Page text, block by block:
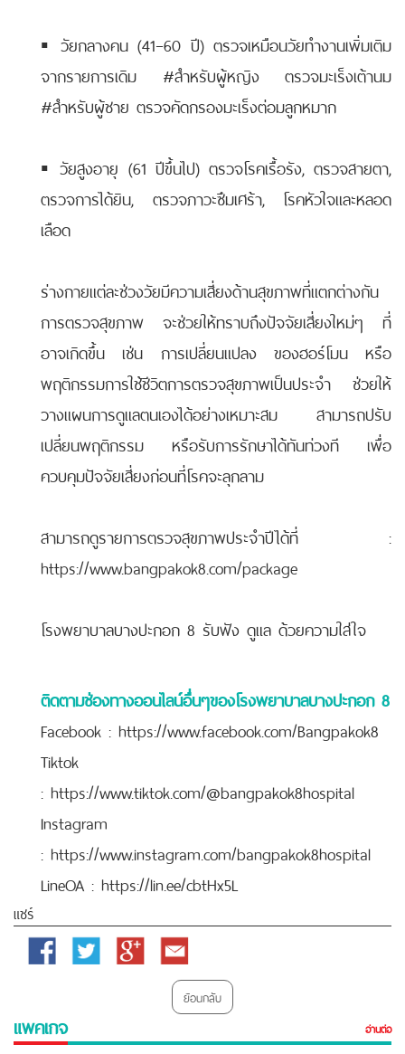
▪️ วัยกลางคน (41–60 ปี) ตรวจเหมือนวัยทำงานเพิ่มเติม
จากรายการเดิม #สำหรับผู้หญิง ตรวจมะเร็งเต้านม
#สำหรับผู้ชาย ตรวจคัดกรองมะเร็งต่อมลูกหมาก
▪️ วัยสูงอายุ (61 ปีขึ้นไป) ตรวจโรคเรื้อรัง, ตรวจสายตา,
ตรวจการได้ยิน, ตรวจภาวะซึมเศร้า, โรคหัวใจและหลอด
เลือด
ร่างกายแต่ละช่วงวัยมีความเสี่ยงด้านสุขภาพที่แตกต่างกัน
การตรวจสุขภาพ จะช่วยให้ทราบถึงปัจจัยเสี่ยงใหม่ๆ ที่
อาจเกิดขึ้น เช่น การเปลี่ยนแปลง ของฮอร์โมน หรือ
พฤติกรรมการใช้ชีวิตการตรวจสุขภาพเป็นประจำ ช่วยให้
วางแผนการดูแลตนเองได้อย่างเหมาะสม สามารถปรับ
เปลี่ยนพฤติกรรม หรือรับการรักษาได้ทันท่วงที เพื่อ
ควบคุมปัจจัยเสี่ยงก่อนที่โรคจะลุกลาม
สามารถดูรายการตรวจสุขภาพประจำปีได้ที่ :
https://www.bangpakok8.com/package
โรงพยาบาลบางปะกอก 8 รับฟัง ดูแล ด้วยความใส่ใจ
ติดตามช่องทางออนไลน์อื่นๆของโรงพยาบาลบางปะกอก 8
Facebook : https://www.facebook.com/Bangpakok8
Tiktok
: https://www.tiktok.com/@bangpakok8hospital
Instagram
: https://www.instagram.com/bangpakok8hospital
LineOA : https://lin.ee/cbtHx5L
แชร์
Facebook Twitter
Google
Email
ย้อนกลับ
แพคเกจ อ่านต่อ